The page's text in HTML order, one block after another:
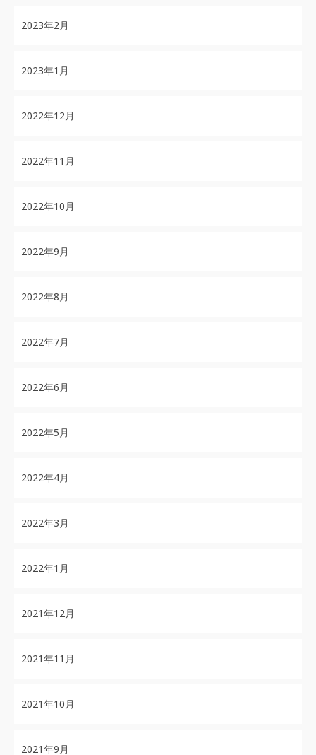
2023年2月
2023年1月
2022年12月
2022年11月
2022年10月
2022年9月
2022年8月
2022年7月
2022年6月
2022年5月
2022年4月
2022年3月
2022年1月
2021年12月
2021年11月
2021年10月
2021年9月